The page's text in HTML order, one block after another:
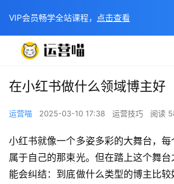
在小红书做什么领域博主好
运营喵 2025-03-10 17:38 运营技巧 阅读
小红书就像一个多姿多彩的大舞台，每
属于自己的那束光。但在踏上这个舞
能会纠结：到底做什么类型的博主比
VIP会员畅学全站课程， 点击查看